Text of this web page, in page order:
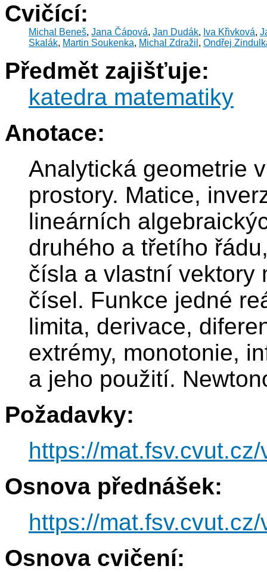
Cvičící:
Michal Beneš, Jana Čápová, Jan Dudák, Iva Křivková,
Skalák, Martin Soukenka, Michal Zdražil , Ondřej
Předmět zajišťuje:
katedra matematiky
Anotace:
Analytická geometrie
prostory. Matice,
lineárních
druhého a třetího
čísla a vlastní vektory
čísel. Funkce jedné
limita, derivace,
extrémy, monotonie,
a jeho použití.
Požadavky:
https://
Osnova přednášek:
https://
Osnova cvičení: